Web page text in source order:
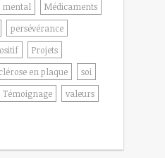
mental
Médicaments
persévérance
Projets
en plaque
soi
Témoignage
valeurs